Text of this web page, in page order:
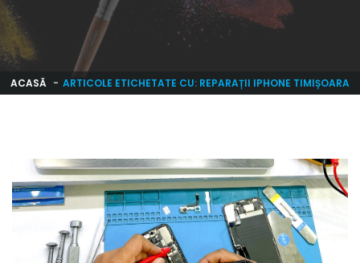
ACASĂ ARTICOLE ETICHETATE CU: REPARAȚII IPHONE TIMIȘOARA